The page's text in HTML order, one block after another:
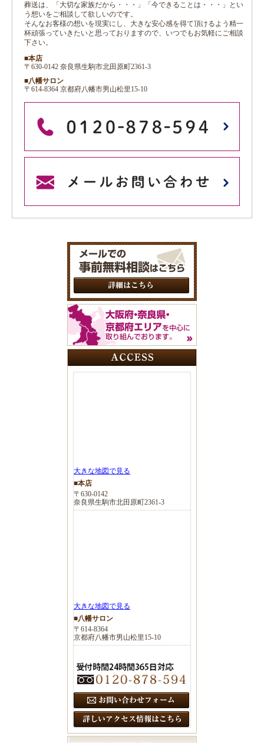
葬送は、「大切な家族だから・・・」「今できることは・・・」とい
う想いをご相談して欲しいのです。
そんなお客様の想いを現実にし、大きな安心感を得て頂けるよう精一
杯頑張っていきたいと思っておりますので、いつでもお気軽にご相談
下さい。
■本店
〒630-0142 奈良県生駒市北田原町2361-3
■八幡サロン
〒614-8364 京都府八幡市男山松里15-10
大きな地図で見る
■本店
〒630-0142
奈良県生駒市北田原町2361-3
大きな地図で見る
■八幡サロン
〒614-8364
京都府八幡市男山松里15-10